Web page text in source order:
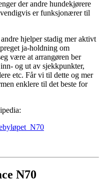
der andre hundekjørere
er funksjonærer til
hjelper stadig mer aktivt
ja-holdning om
være at arrangøren ber
og ut av sjekkpunkter,
etc. Får vi til dette og mer
enklere til det beste for
N70